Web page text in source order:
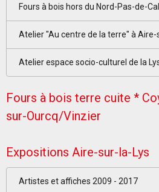
Fours à bois hors du Nord-Pas-de-
Atelier "Au centre de la terre" à Aire-
Atelier espace socio-culturel de la
Fours à bois terre cuite *
sur-Ourcq/Vinzier
Expositions Aire-sur-la-Lys
Artistes et affiches 2009 - 2017